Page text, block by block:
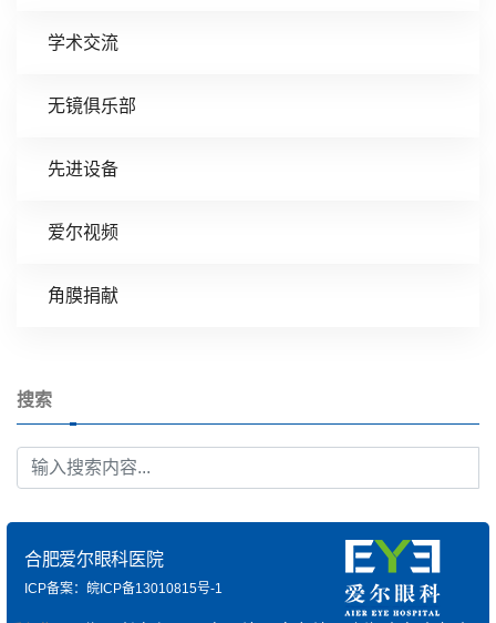
学术交流
无镜俱乐部
先进设备
爱尔视频
角膜捐献
搜索
合肥爱尔眼科医院
ICP备案：皖ICP备13010815号-1